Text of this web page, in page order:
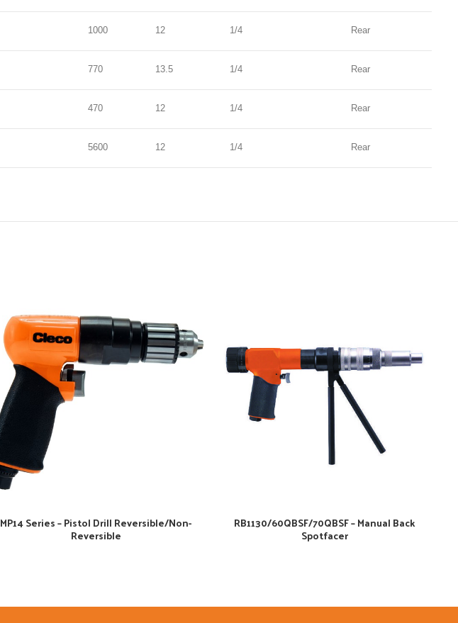
1000 12 1/4 Rear
770 13.5 1/4 Rear
470 12 1/4 Rear
5600 12 1/4 Rear
MP14 Series – Pistol Drill Reversible/Non-
Reversible
RB1130/60QBSF/70QBSF – Manual Back
Spotfacer